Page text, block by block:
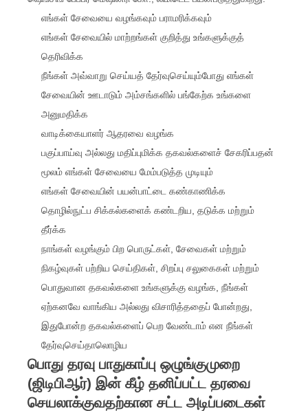
எங்கள் சேவையை வழங்கவும் பராமரிக்கவும்
எங்கள் சேவையில் மாற்றங்கள் குறித்து உங்களுக்குத்
தெரிவிக்க
நீங்கள் அவ்வாறு செய்யத் தேர்வுசெய்யும்போது எங்கள்
சேவையின் ஊடாடும் அம்சங்களில் பங்கேற்க உங்களை
அனுமதிக்க
வாடிக்கையாளர் ஆதரவை வழங்க
பகுப்பாய்வு அல்லது மதிப்புமிக்க தகவல்களைச் சேகரிப்பதன்
மூலம் எங்கள் சேவையை மேம்படுத்த முடியும்
எங்கள் சேவையின் பயன்பாட்டை கண்காணிக்க
தொழில்நுட்ப சிக்கல்களைக் கண்டறிய, தடுக்க மற்றும்
தீர்க்க
நாங்கள் வழங்கும் பிற பொருட்கள், சேவைகள் மற்றும்
நிகழ்வுகள் பற்றிய செய்திகள், சிறப்பு சலுகைகள் மற்றும்
பொதுவான தகவல்களை உங்களுக்கு வழங்க, நீங்கள்
ஏற்கனவே வாங்கிய அல்லது விசாரித்ததைப் போன்றது,
இதுபோன்ற தகவல்களைப் பெற வேண்டாம் என நீங்கள்
தேர்வுசெய்தாலொழிய
பொது தரவு பாதுகாப்பு ஒழுங்குமுறை
(ஜிடிபிஆர்) இன் கீழ் தனிப்பட்ட தரவை
செயலாக்குவதற்கான சட்ட அடிப்படைகள்